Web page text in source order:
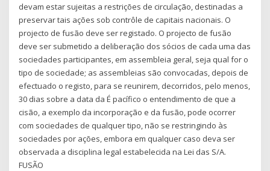
devam estar sujeitas a restrições de circulação, destinadas a
preservar tais ações sob contrôle de capitais nacionais. O
projecto de fusão deve ser registado. O projecto de fusão
deve ser submetido a deliberação dos sócios de cada uma das
sociedades participantes, em assembleia geral, seja qual for o
tipo de sociedade; as assembleias são convocadas, depois de
efectuado o registo, para se reunirem, decorridos, pelo menos,
30 dias sobre a data da É pacífico o entendimento de que a
cisão, a exemplo da incorporação e da fusão, pode ocorrer
com sociedades de qualquer tipo, não se restringindo às
sociedades por ações, embora em qualquer caso deva ser
observada a disciplina legal estabelecida na Lei das S/A.
FUSÃO